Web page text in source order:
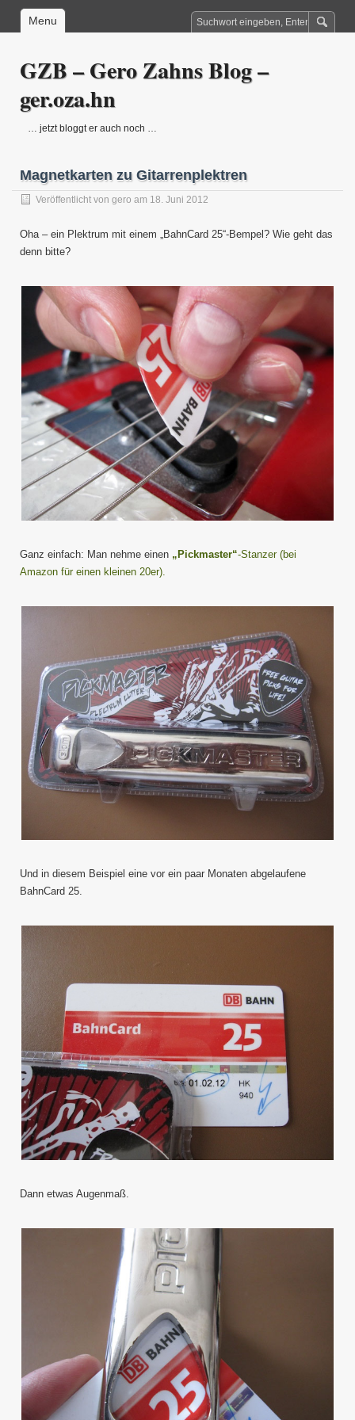
Menu
GZB – Gero Zahns Blog –
ger.oza.hn
… jetzt bloggt er auch noch …
Magnetkarten zu Gitarrenplektren
Veröffentlicht von gero am 18. Juni 2012
Oha – ein Plektrum mit einem „BahnCard 25“-Bempel? Wie geht das
denn bitte?
Ganz einfach: Man nehme einen „Pickmaster“-Stanzer (bei
Amazon für einen kleinen 20er).
Und in diesem Beispiel eine vor ein paar Monaten abgelaufene
BahnCard 25.
Dann etwas Augenmaß.